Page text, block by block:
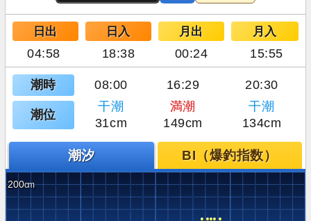
日出 日入 月出 月入
04:58 18:38 00:24 15:55
潮時 08:00 16:29 20:30
潮位
干潮 満潮
干潮
31cm
149cm 134cm
潮汐 BI（爆釣指数）
200